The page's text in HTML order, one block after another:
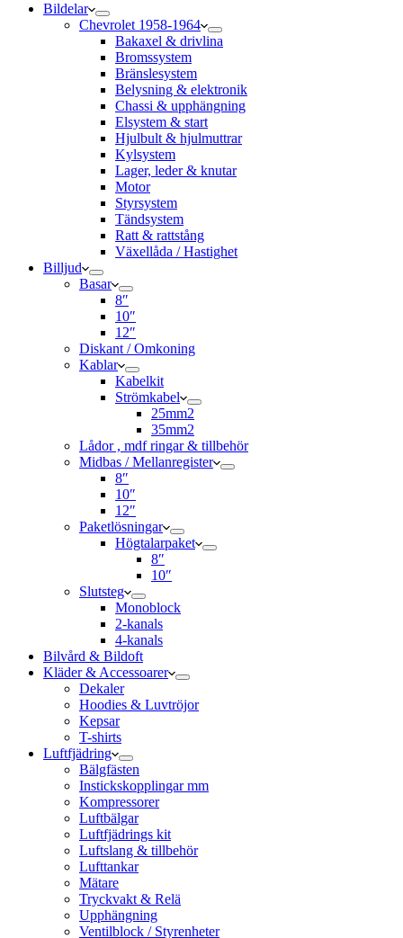
Bildelar
Chevrolet 1958-1964
Bakaxel & drivlina
Bromssystem
Bränslesystem
Belysning & elektronik
Chassi & upphängning
Elsystem & start
Hjulbult & hjulmuttrar
Kylsystem
Lager, leder & knutar
Motor
Styrsystem
Tändsystem
Ratt & rattstång
Växellåda / Hastighet
Billjud
Basar
8″
10″
12″
Diskant / Omkoning​
Kablar
Kabelkit
Strömkabel
25mm2
35mm2
Lådor , mdf ringar & tillbehör
Midbas / Mellanregister
8″
10″
12″
Paketlösningar
Högtalarpaket
8″
10″
Slutsteg
Monoblock
2-kanals
4-kanals
Bilvård & Bildoft
Kläder & Accessoarer
Dekaler
Hoodies & Luvtröjor
Kepsar
T-shirts
Luftfjädring
Bälgfästen
Instickskopplingar mm
Kompressorer
Luftbälgar
Luftfjädrings kit
Luftslang & tillbehör
Lufttankar
Mätare
Tryckvakt & Relä
Upphängning
Ventilblock / Styrenheter